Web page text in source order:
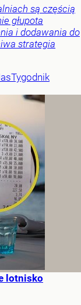
są częścią
głupota
i dodawania do
strategia
Tygodnik
lotnisko